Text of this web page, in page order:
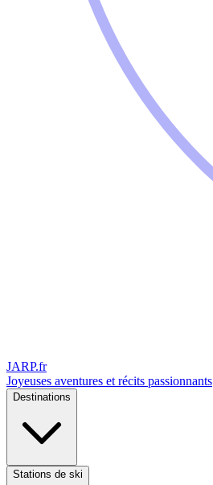
JARP.fr
Joyeuses aventures et récits passionnants
Destinations
Stations de ski